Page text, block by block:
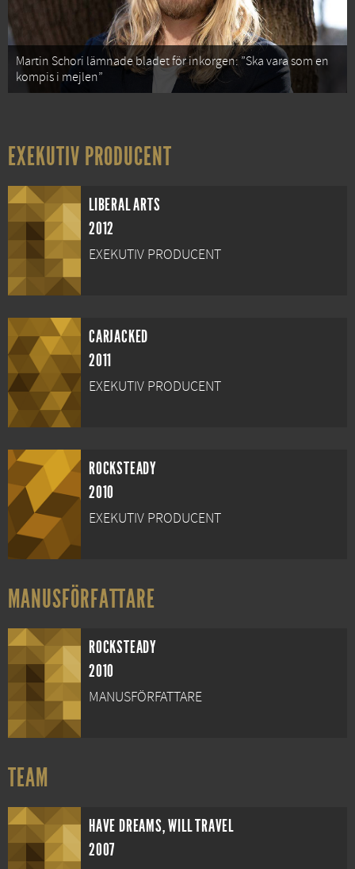
Martin Schori lämnade bladet för inkorgen: ”Ska vara som en
kompis i mejlen”
EXEKUTIV PRODUCENT
LIBERAL ARTS
2012
EXEKUTIV PRODUCENT
CARJACKED
2011
EXEKUTIV PRODUCENT
ROCKSTEADY
2010
EXEKUTIV PRODUCENT
MANUSFÖRFATTARE
ROCKSTEADY
2010
MANUSFÖRFATTARE
TEAM
HAVE DREAMS, WILL TRAVEL
2007